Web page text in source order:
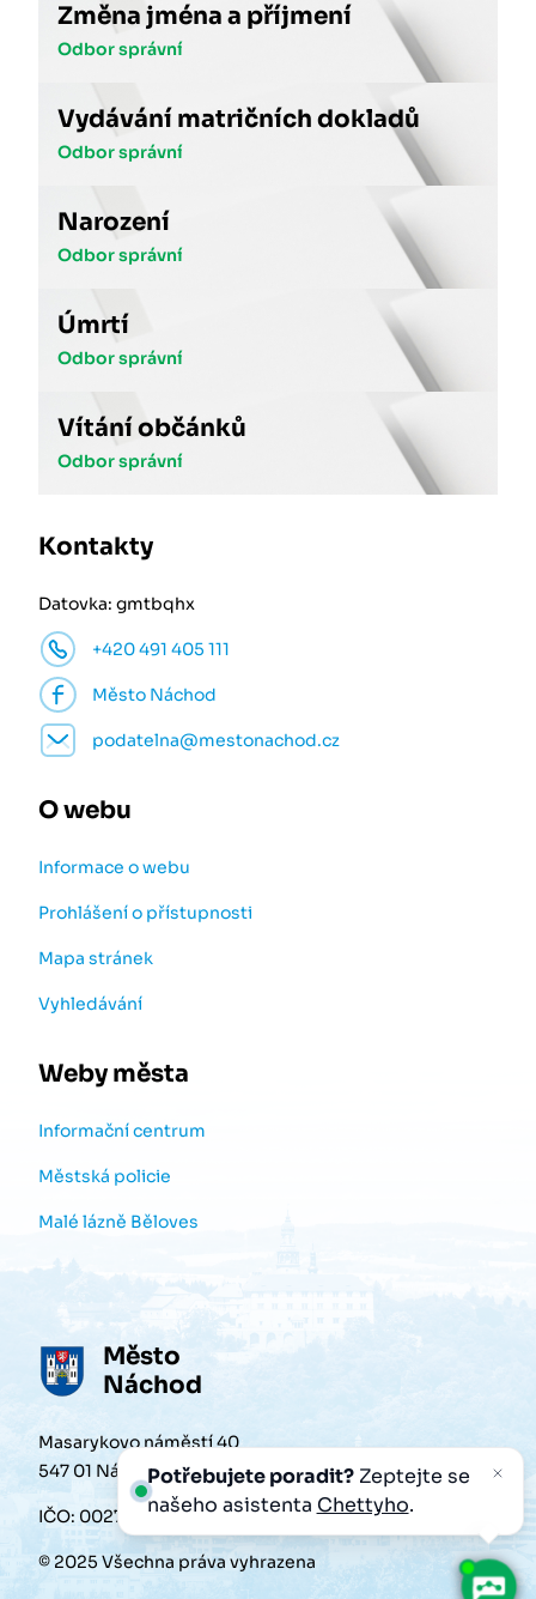
Změna jména a příjmení
Odbor správní
Vydávání matričních dokladů
Odbor správní
Narození
Odbor správní
Úmrtí
Odbor správní
Vítání občánků
Odbor správní
Kontakty
Datovka: gmtbqhx
+420 491 405 111
Město Náchod
podatelna@mestonachod.cz
O webu
Informace o webu
Prohlášení o přístupnosti
Mapa stránek
Vyhledávání
Weby města
Informační centrum
Městská policie
Malé lázně Běloves
Město
Náchod
Masarykovo náměstí 40
547 01 Náchod
IČO: 00272868
© 2025 Všechna práva vyhrazena
Potřebujete poradit?Zeptejte se
našeho asistenta Chettyho.